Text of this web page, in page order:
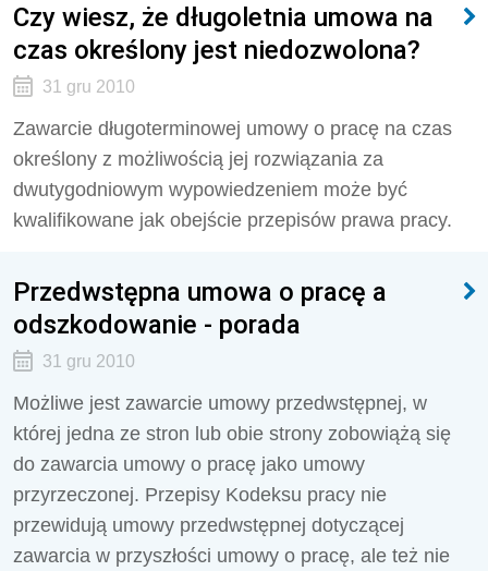
Czy wiesz, że długoletnia umowa na
czas określony jest niedozwolona?
31 gru 2010
Zawarcie długoterminowej umowy o pracę na czas
określony z możliwością jej rozwiązania za
dwutygodniowym wypowiedzeniem może być
kwalifikowane jak obejście przepisów prawa pracy.
Przedwstępna umowa o pracę a
odszkodowanie - porada
31 gru 2010
Możliwe jest zawarcie umowy przedwstępnej, w
której jedna ze stron lub obie strony zobowiążą się
do zawarcia umowy o pracę jako umowy
przyrzeczonej. Przepisy Kodeksu pracy nie
przewidują umowy przedwstępnej dotyczącej
zawarcia w przyszłości umowy o pracę, ale też nie